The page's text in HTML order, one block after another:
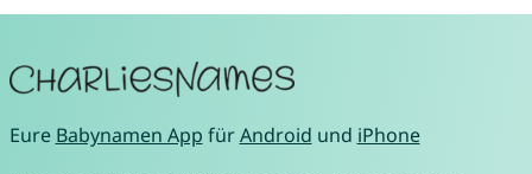
Eure Babynamen App fürAndroid und iPhone